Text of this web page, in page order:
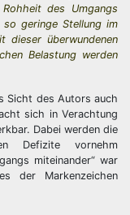
des Umgangs
geringe Stellung im
dieser überwundenen
Belastung werden
Sicht des Autors auch
sich in Verachtung
Dabei werden die
Defizite vornehm
miteinander“ war
der Markenzeichen